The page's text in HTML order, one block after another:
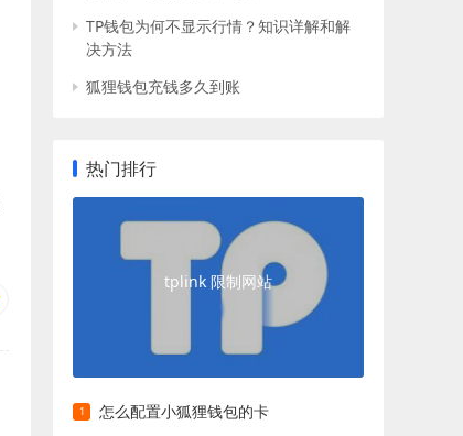
TP钱包为何不显示行情？知识详解和解
决方法
狐狸钱包充钱多久到账
热门排行
tplink 限制网站
怎么配置小狐狸钱包的卡